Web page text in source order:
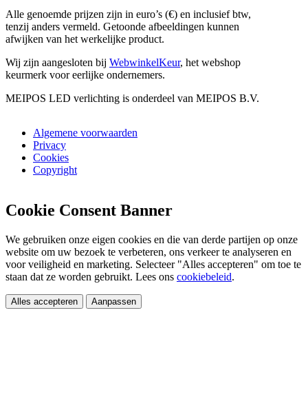
Alle genoemde prijzen zijn in euro’s (€) en inclusief btw,
tenzij anders vermeld. Getoonde afbeeldingen kunnen
afwijken van het werkelijke product.
Wij zijn aangesloten bij WebwinkelKeur, het webshop
keurmerk voor eerlijke ondernemers.
MEIPOS LED verlichting is onderdeel van MEIPOS B.V.
Algemene voorwaarden
Privacy
Cookies
Copyright
Cookie Consent Banner
We gebruiken onze eigen cookies en die van derde partijen op onze
website om uw bezoek te verbeteren, ons verkeer te analyseren en
voor veiligheid en marketing. Selecteer "Alles accepteren" om toe te
staan dat ze worden gebruikt. Lees ons cookiebeleid.
Alles accepteren Aanpassen